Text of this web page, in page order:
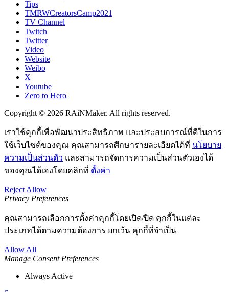
Tips
TMRWCreatorsCamp2021
TV Channel
Twitch
Twitter
Video
Website
Weibo
X
Youtube
Zero to Hero
Copyright © 2026 RAiNMaker. All rights reserved.
เราใช้คุกกี้เพื่อพัฒนาประสิทธิภาพ และประสบการณ์ที่ดีในการ
ใช้เว็บไซต์ของคุณ คุณสามารถศึกษารายละเอียดได้ที่ นโยบาย
ความเป็นส่วนตัว และสามารถจัดการความเป็นส่วนตัวเองได้
ของคุณได้เองโดยคลิกที่ ตั้งค่า
Reject Allow
Privacy Preferences
คุณสามารถเลือกการตั้งค่าคุกกี้โดยเปิด/ปิด คุกกี้ในแต่ละ
ประเภทได้ตามความต้องการ ยกเว้น คุกกี้ที่จำเป็น
Allow All
Manage Consent Preferences
Always Active